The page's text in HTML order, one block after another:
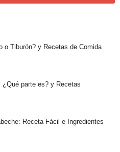
o Tiburón? y Recetas de Comida
¿Qué parte es? y Recetas
Receta Fácil e Ingredientes